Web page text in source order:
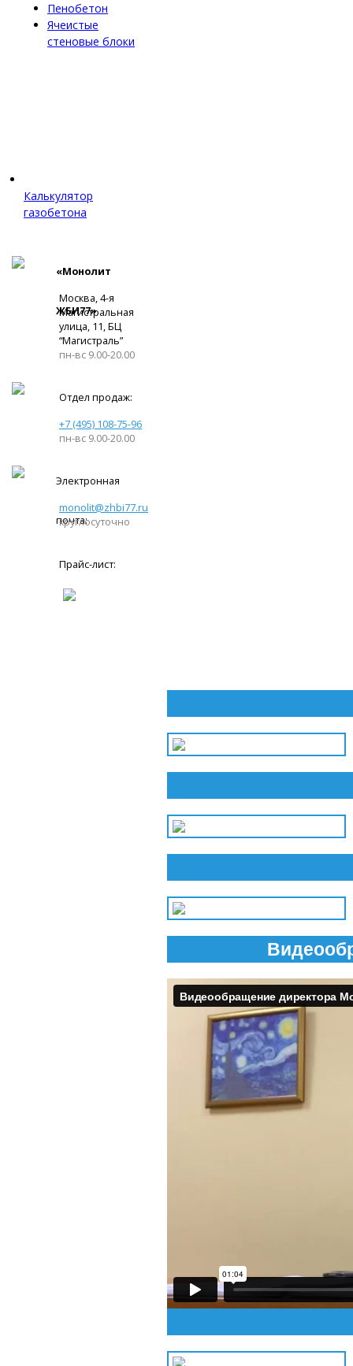
Пенобетон
Ячеистые
стеновые блоки
Калькулятор
газобетона
«Монолит
ЖБИ77»
Москва, 4-я
Магистральная
улица, 11, ​БЦ
“Магистраль”
пн-вс 9.00-20.00
Отдел продаж:
+7 (495) 108-75-96
пн-вс 9.00-20.00
Электронная
почта:
monolit@zhbi77.ru
круглосуточно
Прайс-лист: